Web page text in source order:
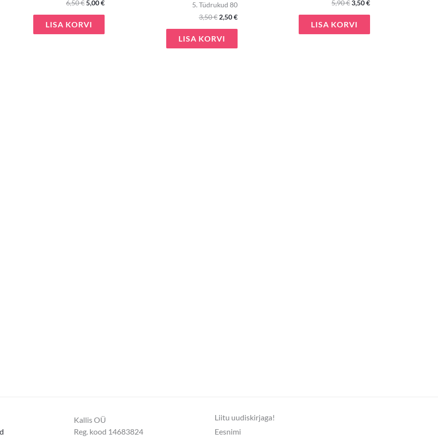
6,50€5,00€
LISA KORVI
5. Tüdrukud 80
3,50€ 2,50€
LISA KORVI
5,90€3,50€
LISA KORVI
Kallis OÜ
Reg. kood 14683824
Liitu uudiskirjaga!
Eesnimi